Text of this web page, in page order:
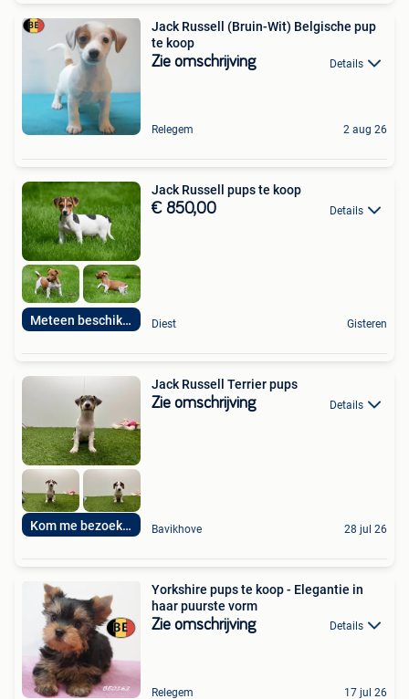
Jack Russell (Bruin-Wit) Belgische pup
te koop
Zie omschrijving Details
Relegem 2 aug 26
Meteen beschikbaar
Jack Russell pups te koop
€ 850,00 Details
Diest Gisteren
Kom me bezoeken
Jack Russell Terrier pups
Zie omschrijving Details
Bavikhove 28 jul 26
Yorkshire pups te koop - Elegantie in
haar puurste vorm
Zie omschrijving Details
Relegem 17 jul 26